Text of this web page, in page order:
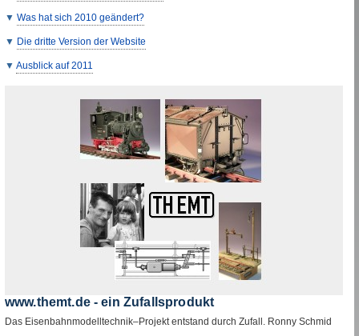
Was hat sich 2010 geändert?
Die dritte Version der Website
Ausblick auf 2011
www.themt.de- ein Zufallsprodukt
Das Eisenbahnmodelltechnik–Projekt entstand durch Zufall. Ronny Schmid